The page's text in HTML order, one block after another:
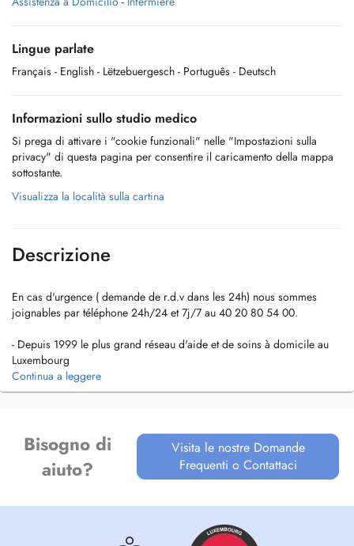
Lingue parlate
Français - English - Lëtzebuergesch - Português - Deutsch
Informazioni sullo studio medico
Si prega di attivare i "cookie funzionali" nelle "Impostazioni sulla
privacy" di questa pagina per consentire il caricamento della mappa
sottostante.
Visualizza la località sulla cartina
Descrizione
En cas d'urgence ( demande de r.d.v dans les 24h) nous sommes
joignables par téléphone 24h/24 et 7j/7 au 40 20 80 54 00.
- Depuis 1999 le plus grand réseau d'aide et de soins à domicile au
Luxembourg
- Nous sommes joignable par téléphone 24h/24h au 40 20 80 54 00
- Un service garanti 7 jours sur 7
- Seit 1999 das größte Netzwerk für Hilfs- und Pflegedienste in
Luxemburg
- Wir sind 24h/24h für Sie erreichbar unter: 40 20 80 54 00
- Ein ganzheitlich umfassendes Betreuungsangebot
- The largest network for assistance and care services in Luxembourg
Continua a leggere
Bisogno di
aiuto?
Visita le nostre Domande
Frequenti o Contattaci